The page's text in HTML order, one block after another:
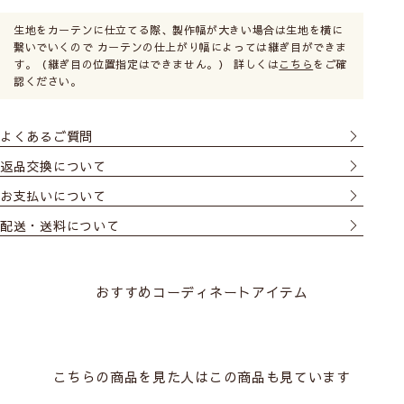
生地をカーテンに仕立てる際、製作幅が大きい場合は生地を横に
繋いでいくので カーテンの仕上がり幅によっては継ぎ目ができま
す。（継ぎ目の位置指定はできません。） 詳しくはこちら をご確
認ください。
よくあるご質問
返品交換について
お支払いについて
配送・送料について
おすすめコーディネートアイテム
こちらの商品を見た人はこの商品も見ています